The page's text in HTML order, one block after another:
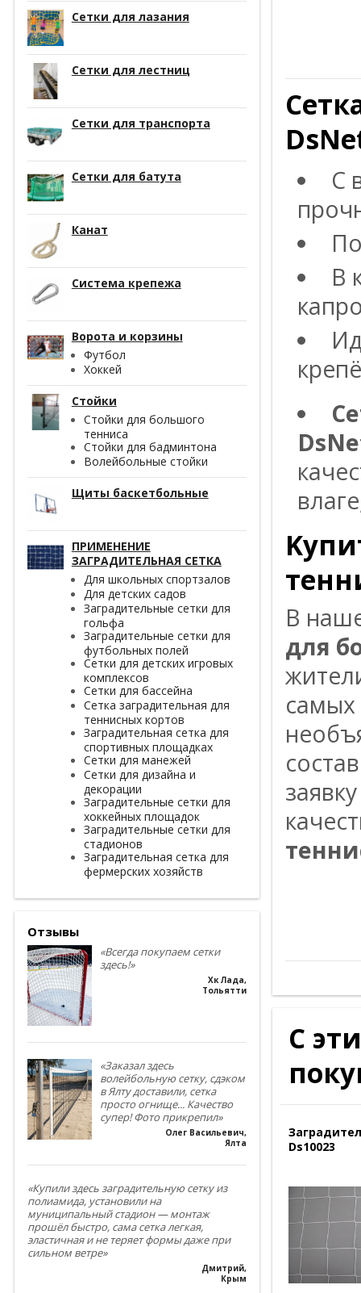
Сетки для лазания
Сетки для лестниц
Сетки для транспорта
Сетки для батута
Канат
Система крепежа
Ворота и корзины
Футбол
Хоккей
Стойки
Стойки для большого
тенниса
Стойки для бадминтона
Волейбольные стойки
Щиты баскетбольные
ПРИМЕНЕНИЕ
ЗАГРАДИТЕЛЬНАЯ СЕТКА
Для школьных спортзалов
Для детских садов
Заградительные сетки для
гольфа
Заградительные сетки для
футбольных полей
Сетки для детских игровых
комплексов
Сетки для бассейна
Сетка заградительная для
теннисных кортов
Заградительная сетка для
спортивных площадках
Сетки для манежей
Сетки для дизайна и
декорации
Заградительные сетки для
хоккейных площадок
Заградительные сетки для
стадионов
Заградительная сетка для
фермерских хозяйств
Отзывы
«Всегда покупаем сетки
здесь!»
Хк Лада,
Тольятти
«Заказал здесь
волейбольную сетку, сдэком
в Ялту доставили, сетка
просто огнище... Качество
супер! Фото прикрепил»
Олег Васильевич,
Ялта
«Купили здесь заградительную сетку из
полиамида, установили на
муниципальный стадион — монтаж
прошёл быстро, сама сетка легкая,
эластичная и не теряет формы даже при
сильном ветре»
Дмитрий,
Крым
С
В
B
для
caмых
С
Ds10023